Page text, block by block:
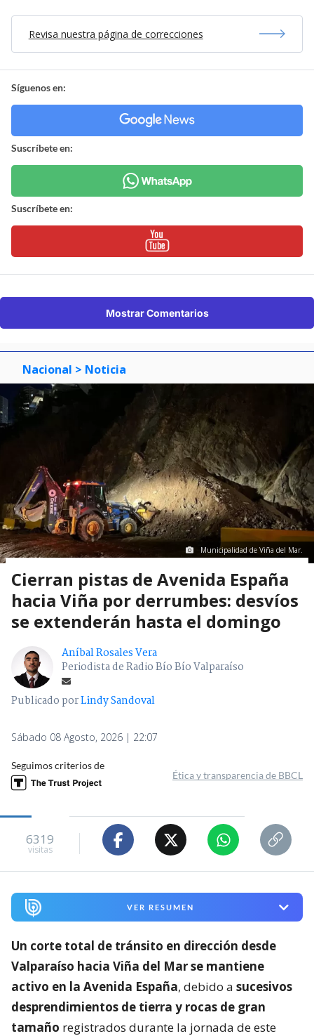
Revisa nuestra página de correcciones
Síguenos en:
Suscríbete en:
Suscríbete en:
Mostrar Comentarios
Nacional > Noticia
Municipalidad de Viña del Mar.
Cierran pistas de Avenida España
hacia Viña por derrumbes: desvíos
se extenderán hasta el domingo
Aníbal Rosales Vera
Periodista de Radio Bío Bío Valparaíso
Publicado porLindy Sandoval
Sábado 08 Agosto, 2026 | 22:07
Seguimos criterios de
Ética y transparencia de BBCL
6319
visitas
VER RESUMEN
Un corte total de tránsito en dirección desde
Valparaíso hacia Viña del Mar se mantiene
activo en la Avenida España, debido a sucesivos
desprendimientos de tierra y rocas de gran
tamaño registrados durante la jornada de este